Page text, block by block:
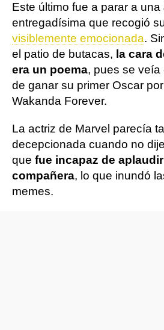
Este último fue a parar a una
entregadísima que recogió
visiblemente emocionada.
el patio de butacas, la cara
era un poema, pues se veía
de ganar su primer Oscar
Wakanda Forever.
La actriz de Marvel parecía
decepcionada cuando no
que fue incapaz de
compañera, lo que inundó
memes.